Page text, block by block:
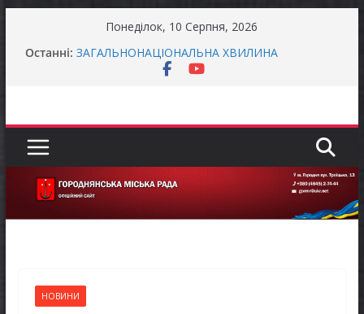
Понеділок, 10 Серпня, 2026
Останні: Захищай небо Чернігівщини!
ЗАГАЛЬНОНАЦІОНАЛЬНА ХВИЛИНА
Як отримати компенсацію за товари, придбані
прав людини проводить опитування щодо
реалізації права осіб з інвалідністю на працю
НОВИНИ